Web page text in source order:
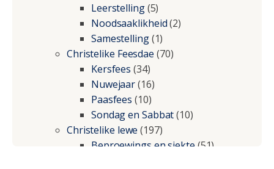
Leerstelling(5)
Noodsaaklikheid(2)
Samestelling(1)
Christelike Feesdae (70)
Kersfees (34)
Nuwejaar(16)
Paasfees (10)
Sondag en Sabbat(10)
Christelike lewe (197)
Beproewings en siekte(51)